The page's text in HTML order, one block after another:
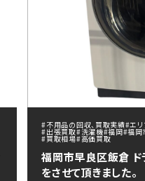
#不用品の回収、買取実績#エリ
#出張買取#洗濯機#福岡#福岡
#買取相場#高価買取
福岡市早良区飯倉
をさせて頂きました。